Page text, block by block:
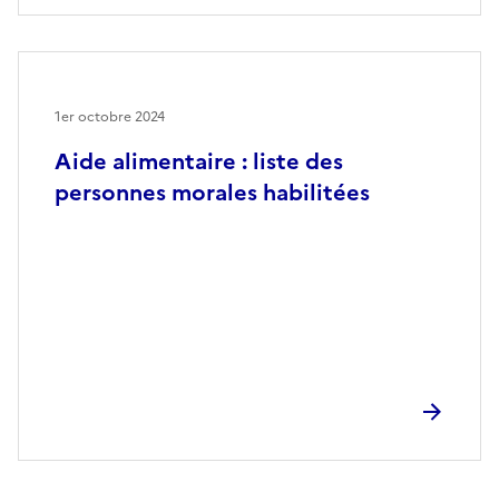
Aide alimentaire : liste des
personnes morales habilitées
1er octobre 2024